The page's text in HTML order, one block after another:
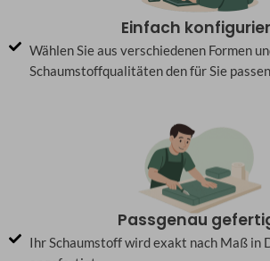
Einfach
Wählen Sie aus verschiedenen Formen
Schaumstoffqualitäten den für Sie
Passgenau
Ihr Schaumstoff wird exakt nach Maß in